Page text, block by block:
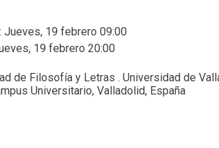
Jueves, 19 febrero 09:00
19 febrero 20:00
de Filosofía y Letras . Universidad de
Universitario, Valladolid, España